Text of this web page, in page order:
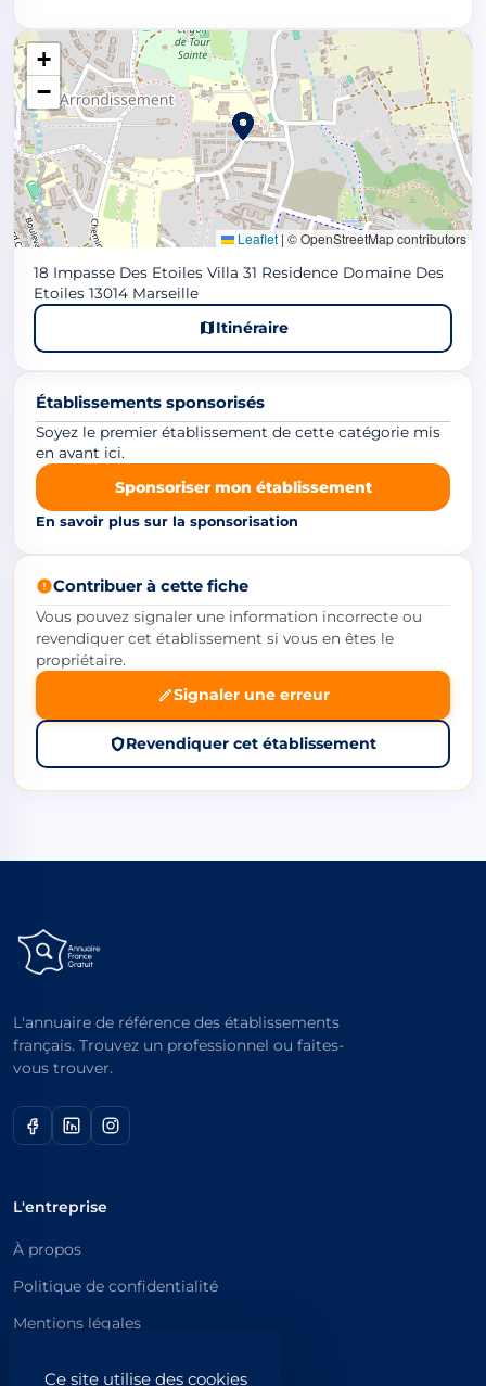
Ce site utilise des cookies
+
−
Leaflet | © OpenStreetMap contributors
18 Impasse Des Etoiles Villa 31 Residence Domaine Des
Etoiles 13014 Marseille
Itinéraire
Établissements sponsorisés
Soyez le premier établissement de cette catégorie mis
en avant ici.
Sponsoriser mon établissement
En savoir plus sur la sponsorisation
Contribuer à cette fiche
Vous pouvez signaler une information incorrecte ou
revendiquer cet établissement si vous en êtes le
propriétaire.
Signaler une erreur
Revendiquer cet établissement
L'annuaire de référence des établissements
français. Trouvez un professionnel ou faites-
vous trouver.
L'entreprise
À propos
Politique de confidentialité
Mentions légales
Catégories principales